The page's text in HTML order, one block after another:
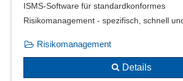
ISMS-Software für standardkonformes
Risikomanagement - spezifisch, schnell
Risikomanagement
Details